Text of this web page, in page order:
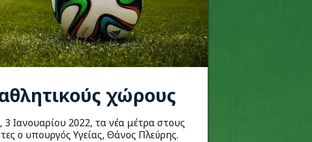
χώρους
Ιανουαρίου 2022, τα νέα μέτρα στους
ο υπουργός Υγείας, Θάνος Πλεύρης.